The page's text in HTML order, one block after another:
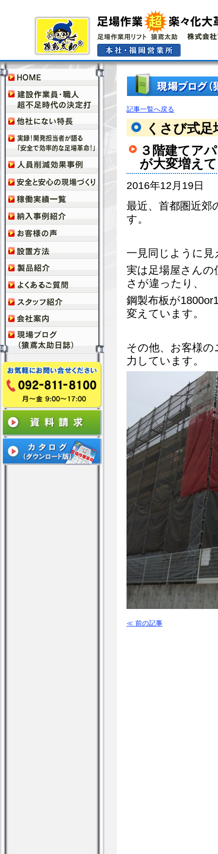
記事一覧へ戻る
くさび式足
３階建てア
が大変増え
2016年12月19日
最近、首都圏近
す。
一見同じように
実は足場屋さん
さが違ったり、
鋼製布板が
変えています。
その他、お客様
力しています。
≪ 前の記事